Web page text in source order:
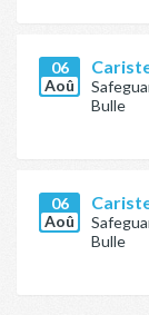
06
Aoû
Bulle
06
Aoû
Bulle